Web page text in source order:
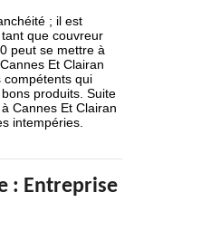
; il est
que couvreur
peut se mettre à
Et Clairan
compétents qui
produits. Suite
Cannes Et Clairan
intempéries.
: Entreprise